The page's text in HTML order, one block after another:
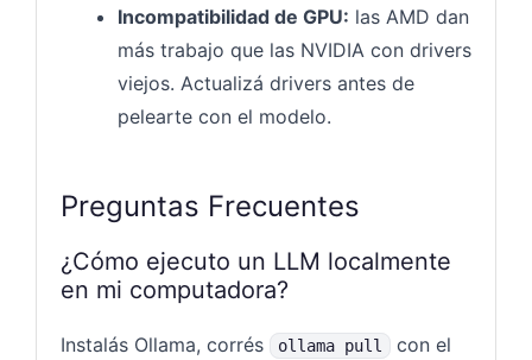
Incompatibilidad de GPU: las AMD dan
más trabajo que las NVIDIA con drivers
viejos. Actualizá drivers antes de
pelearte con el modelo.
Preguntas Frecuentes
¿Cómo ejecuto un LLM localmente
en mi computadora?
Instalás Ollama, corrés ollama pull
con el